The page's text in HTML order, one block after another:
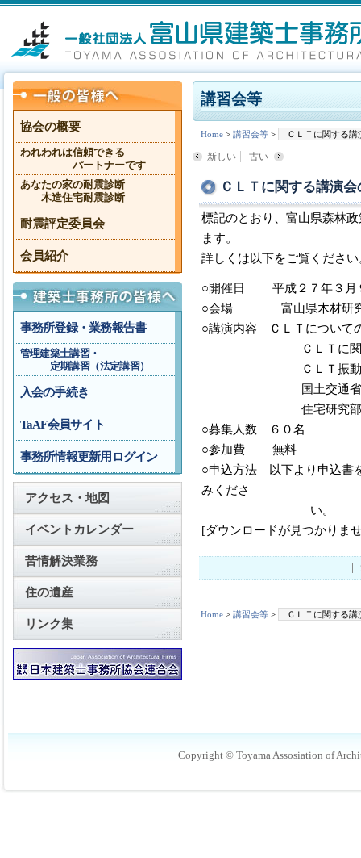
講習会等
Home > 講習会等 > ＣＬＴに関する講
新しい 古い
ＣＬＴに関する講演
標記のとおり、富山県森林
ます。
詳しくは以下をご覧ください
○開催日 平成２７年３月
○会場 富山県木材研
○講演内容 ＣＬＴについて
ＣＬＴに関する海
ＣＬＴ振動実
国土交通省国土技
住宅研究部住宅生
○募集人数 ６０名
○参加費 無料
○申込方法 以下より申込書
みくださ
い。
[ダウンロードが見つかりま
Home > 講習会等 > ＣＬＴに関する講
協会の概要
われわれは信頼できる
パートナーです
あなたの家の耐震診断
木造住宅耐震診断
耐震評定委員会
会員紹介
事務所登録・業務報告書
管理建築士講習・
定期講習（法定講習）
入会の手続き
TaAF会員サイト
事務所情報更新用ログイン
アクセス・地図
イベントカレンダー
苦情解決業務
住の遺産
リンク集
Copyright © Toyama Assosiation of